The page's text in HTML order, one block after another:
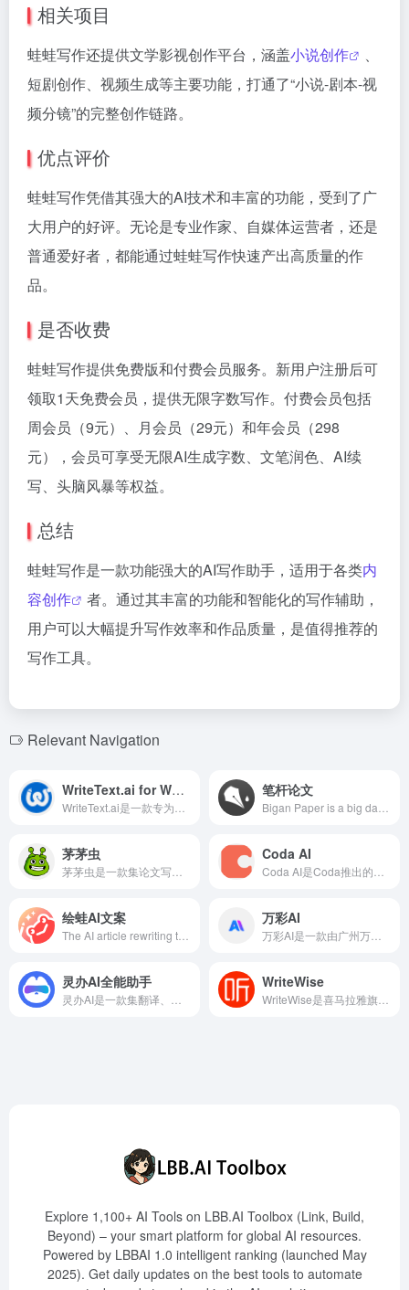
相关项目
蛙蛙写作还提供文学影视创作平台，涵盖小说创作
、
短剧创作、视频生成等主要功能，打通了“小说-剧本-视
频分镜”的完整创作链路。
优点评价
蛙蛙写作凭借其强大的AI技术和丰富的功能，受到了广
大用户的好评。无论是专业作家、自媒体运营者，还是
普通爱好者，都能通过蛙蛙写作快速产出高质量的作
品。
是否收费
蛙蛙写作提供免费版和付费会员服务。新用户注册后可
领取1天免费会员，提供无限字数写作。付费会员包括
周会员（9元）、月会员（29元）和年会员（298
元），会员可享受无限AI生成字数、文笔润色、AI续
写、头脑风暴等权益。
总结
蛙蛙写作是一款功能强大的AI写作助手，适用于各类内
容创作
者。通过其丰富的功能和智能化的写作辅助，
用户可以大幅提升写作效率和作品质量，是值得推荐的
写作工具。
Relevant Navigation
WriteText.ai for WooCommerce 笔杆论文
茅茅虫 Coda AI
绘蛙AI文案 万彩AI
灵办AI全能助手 WriteWise
Explore 1,100+ AI Tools on LBB.AI Toolbox (Link, Build,
Beyond) – your smart platform for global AI resources.
Powered by LBBAI 1.0 intelligent ranking (launched May
2025). Get daily updates on the best tools to automate